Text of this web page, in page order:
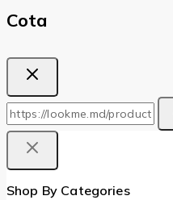
Cota
Shop By Categories